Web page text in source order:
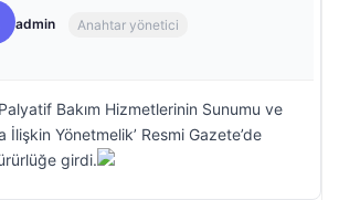
admin Anahtar yönetici
Bakım Hizmetlerinin Sunumu ve
İlişkin Yönetmelik’ Resmi Gazete’de
girdi.